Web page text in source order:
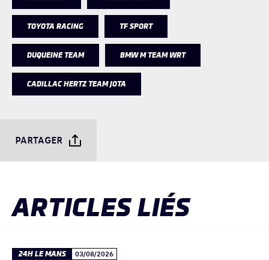
TOYOTA RACING TF SPORT
DUQUEINE TEAM BMW M TEAM WRT
CADILLAC HERTZ TEAM JOTA
PARTAGER
ARTICLES LIÉS
24H LE MANS 03/08/2026